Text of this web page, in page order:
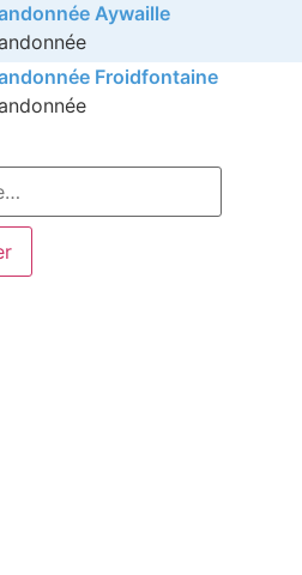
Aywaille
Froidfontaine